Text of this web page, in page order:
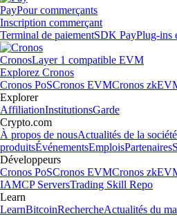
PayPour commerçants
Inscription commerçant
Terminal de paiementSDK PayPlug-ins
CronosLayer 1 compatible EVM
Explorez Cronos
Cronos PoSCronos EVMCronos
Explorer
AffiliationInstitutionsGarde
Crypto.com
À propos de nousActualités de la société
produitsÉvénementsEmploisPartenaires
Développeurs
Cronos PoSCronos EVMCronos
IAMCP ServersTrading Skill Repo
Learn
LearnBitcoinRechercheActualités du